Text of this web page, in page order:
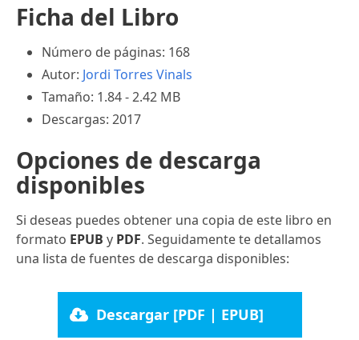
Ficha del Libro
Número de páginas: 168
Autor: Jordi Torres Vinals
Tamaño: 1.84 - 2.42 MB
Descargas: 2017
Opciones de descarga
disponibles
Si deseas puedes obtener una copia de este libro en
formato EPUB y PDF. Seguidamente te detallamos
una lista de fuentes de descarga disponibles:
Descargar [PDF | EPUB]